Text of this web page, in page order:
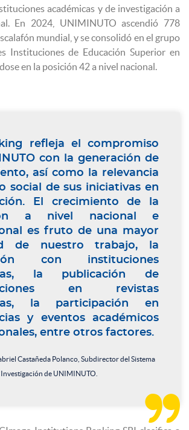
académicas y de investigación a
En 2024, UNIMINUTO ascendió 778
mundial, y se consolidó en el grupo
Instituciones de Educación Superior en
en la posición 42 a nivel nacional.
refleja el compromiso
con la generación de
así como la relevancia
social de sus iniciativas en
El crecimiento de la
a nivel nacional e
es fruto de una mayor
de nuestro trabajo, la
con instituciones
la publicación de
en revistas
la participación en
y eventos académicos
entre otros factores.
Castañeda Polanco, Subdirector del Sistema
de UNIMINUTO.
